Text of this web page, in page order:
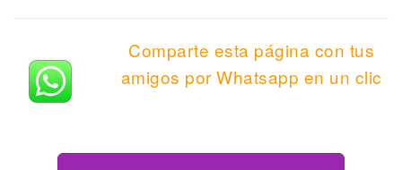
Comparte esta página con tus
amigos por Whatsapp en un clic